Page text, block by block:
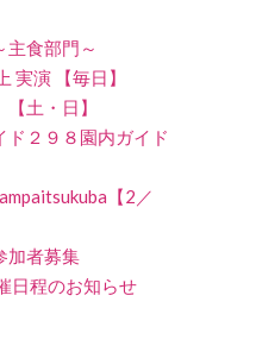
食部門～
実演 【毎日】
土・日】
２９８園内ガイド
【2／
加者募集
日程のお知らせ